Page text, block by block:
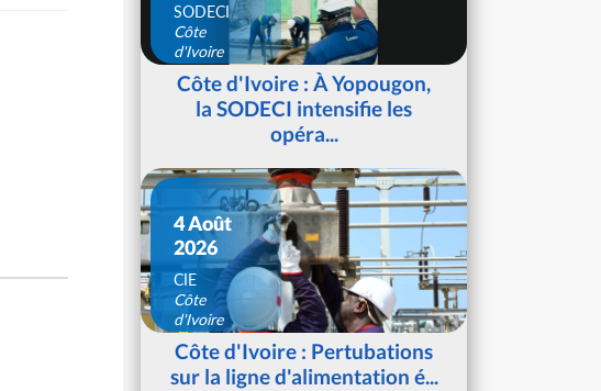
SODECI
Côte
d'Ivoire
Côte d'Ivoire : À Yopougon,
la SODECI intensifie les
opéra...
4 Août
2026
CIE
Côte
d'Ivoire
Côte d'Ivoire : Pertubations
sur la ligne d'alimentation é...